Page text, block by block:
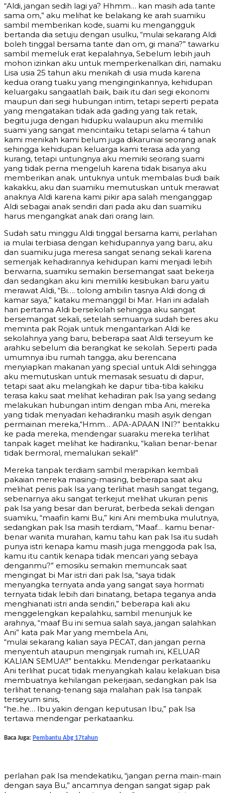
“Aldi, jangan sedih lagi ya? Hhmm… kan masih ada tante
sama om,” aku melihat ke belakang ke arah suamiku
sambil memberikan kode, suami ku mengangguk
bertanda dia setuju dengan usulku, “mulai sekarang Aldi
boleh tinggal bersama tante dan om, gi mana?” tawarku
sambil memeluk erat kepalahnya, Sebelum lebih jauh
mohon izinkan aku untuk memperkenalkan diri, namaku
Lisa usia 25 tahun aku menikah di usia muda karena
kedua orang tuaku yang menginginkannya, kehidupan
keluargaku sangaatlah baik, baik itu dari segi ekonomi
maupun dari segi hubungan intim, tetapi seperti pepata
yang mengatakan tidak ada gading yang tak retak,
begitu juga dengan hidupku walaupun aku memiliki
suami yang sangat mencintaiku tetapi selama 4 tahun
kami menikah kami belum juga dikaruniai seorang anak
sehingga kehidupan keluarga kami terasa ada yang
kurang, tetapi untungnya aku memiki seorang suami
yang tidak perna mengeluh karena tidak bisanya aku
memberikan anak. untuknya untuk membalas budi baik
kakakku, aku dan suamiku memutuskan untuk merawat
anaknya Aldi karena kami pikir apa salah menganggap
Aldi sebagai anak sendiri dari pada aku dan suamiku
harus mengangkat anak dari orang lain.
Sudah satu minggu Aldi tinggal bersama kami, perlahan
ia mulai terbiasa dengan kehidupannya yang baru, aku
dan suamiku juga meresa sangat senang sekali karena
semenjak kehadirannya kehidupan kami menjadi lebih
berwarna, suamiku semakin bersemangat saat bekerja
dan sedangkan aku kini memiliki kesibukan baru yaitu
merawat Aldi, “Bi…. tolong ambilin tasnya Aldi dong di
kamar saya,” kataku memanggil bi Mar. Hari ini adalah
hari pertama Aldi bersekolah sehingga aku sangat
bersemangat sekali, setelah semuanya sudah beres aku
meminta pak Rojak untuk mengantarkan Aldi ke
sekolahnya yang baru, beberapa saat Aldi terseyum ke
arahku sebelum dia berangkat ke sekolah. Seperti pada
umumnya ibu rumah tangga, aku berencana
menyiapkan makanan yang special untuk Aldi sehingga
aku memutuskan untuk memasak sesuatu di dapur,
tetapi saat aku melangkah ke dapur tiba-tiba kakiku
terasa kaku saat melihat kehadiran pak Isa yang sedang
melakukan hubungan intim dengan mba Ani, mereka
yang tidak menyadari kehadiranku masih asyik dengan
permainan mereka,“Hmm… APA-APAAN INI?” bentakku
ke pada mereka, mendengar suaraku mereka terlihat
tanpak kaget melihat ke hadiranku, “kalian benar-benar
tidak bermoral, memalukan sekali!”
Mereka tanpak terdiam sambil merapikan kembali
pakaian mereka masing-masing, beberapa saat aku
melihat penis pak Isa yang terlihat masih sangat tegang,
sebenarnya aku sangat terkejut melihat ukuran penis
pak Isa yang besar dan berurat, berbeda sekali dengan
suamiku, “maafin kami Bu,” kini Ani membuka mulutnya,
sedangkan pak Isa masih terdiam, “Maaf… kamu benar-
benar wanita murahan, kamu tahu kan pak Isa itu sudah
punya istri kenapa kamu masih juga menggoda pak Isa,
kamu itu cantik kenapa tidak mencari yang sebaya
denganmu?” emosiku semakin memuncak saat
mengingat bi Mar istri dari pak Isa, “saya tidak
menyangka ternyata anda yang sangat saya hormati
ternyata tidak lebih dari binatang, betapa teganya anda
menghianati istri anda sendiri,” beberapa kali aku
menggelengkan kepalahku, sambil menunjuk ke
arahnya, “maaf Bu ini semua salah saya, jangan salahkan
Ani” kata pak Mar yang membela Ani,
“mulai sekarang kalian saya PECAT, dan jangan perna
menyentuh ataupun menginjak rumah ini, KELUAR
KALIAN SEMUA!!” bentakku. Mendengar perkataanku
Ani terlihat pucat tidak menyangkah kalau kelakuan bisa
membuatnya kehilangan pekerjaan, sedangkan pak Isa
terlihat tenang-tenang saja malahan pak Isa tanpak
terseyum sinis,
“he..he… Ibu yakin dengan keputusan Ibu,” pak Isa
tertawa mendengar perkataanku.
Baca Juga: Pembantu Abg 17tahun
perlahan pak Isa mendekatiku, “jangan perna main-main
dengan saya Bu,” ancamnya dengan sangat sigap pak